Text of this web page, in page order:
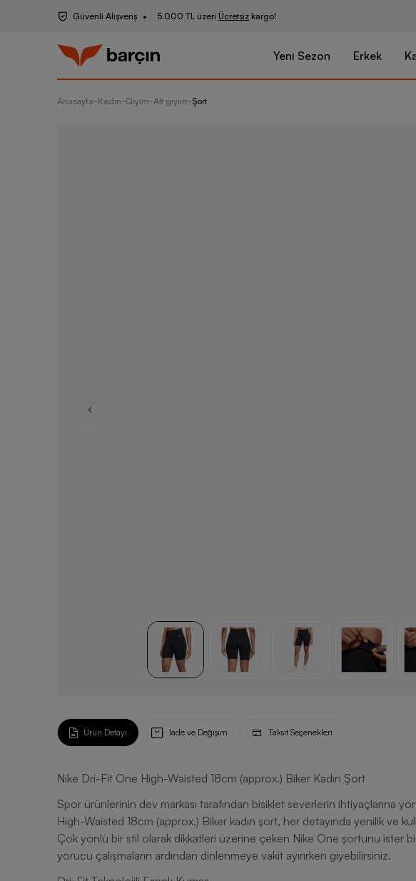
Güvenli Alışveriş 5.000 TL üzeri Ücretsiz kargo!
Yeni Sezon Erkek
Anasayfa-Kadın-Giyim-Alt giyim-Şort
Ürün Detayı İade ve Değişim Taksit Seçenekleri
Nike Dri-Fit One High-Waisted 18cm (approx.) Biker Kadın Şort
Spor ürünlerinin dev markası tarafından bisiklet severlerin ihtiyaçlarına
High-Waisted 18cm (approx.) Biker kadın şort, her detayında yenilik ve
Çok yönlü bir stil olarak dikkatleri üzerine çeken Nike One şortunu ister
yorucu çalışmaların ardından dinlenmeye vakit ayırırken giyebilirsiniz.